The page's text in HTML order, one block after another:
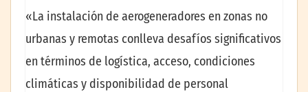
«La instalación de aerogeneradores en zonas no
urbanas y remotas conlleva desafíos significativos
en términos de logística, acceso, condiciones
climáticas y disponibilidad de personal